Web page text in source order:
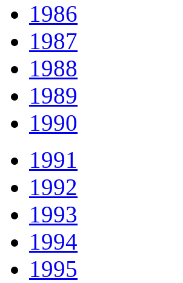
1986
1987
1988
1989
1990
1991
1992
1993
1994
1995